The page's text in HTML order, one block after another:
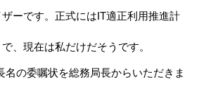
ーです。正式にはIT適正利用推進計
、現在は私だけだそうです。
の委嘱状を総務局長からいただきま